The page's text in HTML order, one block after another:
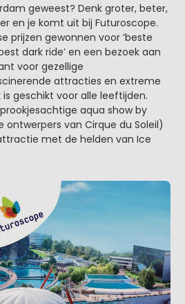
geweest? Denk groter, beter,
en je komt uit bij Futuroscope.
prijzen gewonnen voor ‘beste
dark ride’ en een bezoek aan
voor gezellige
attracties en extreme
geschikt voor alle leeftijden.
aqua show by
van Cirque du Soleil)
met de helden van Ice